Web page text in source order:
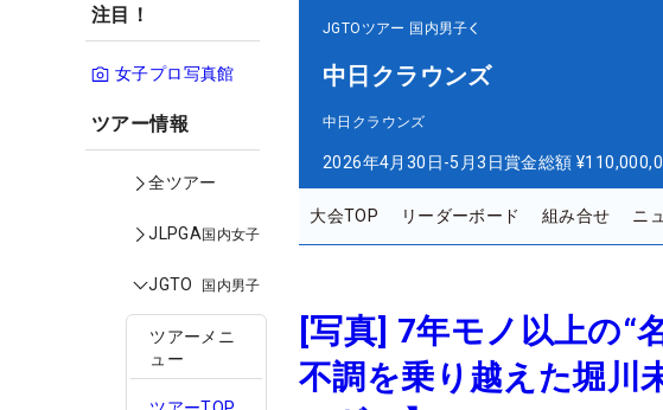
注目！
女子プロ写真館
ツアー情報
全ツアー
JLPGA国内女子
JGTO 国内男子
ツアーメニ
ュー
JGTOツアー 国内男子
中日クラウンズ
中日クラウンズ
2026年4月30日-5月3日賞金総額
大会TOP リーダーボード 組み合せ ニ
[写真] 7年モノ以上の
不調を乗り越えた堀川